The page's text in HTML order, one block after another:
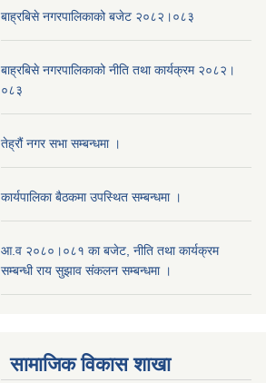
बाह्रबिसे नगरपालिकाको बजेट २०८२।०८३
बाह्रबिसे नगरपालिकाको नीति तथा कार्यक्रम २०८२।
०८३
तेह्रौं नगर सभा सम्बन्धमा ।
कार्यपालिका बैठकमा उपस्थित सम्बन्धमा ।
आ.व २०८०।०८१ का बजेट, नीति तथा कार्यक्रम
सम्बन्धी राय सुझाव संकलन सम्बन्धमा ।
सामाजिक विकास शाखा